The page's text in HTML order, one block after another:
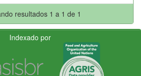
resultados 1 a 1 de 1
Indexado por